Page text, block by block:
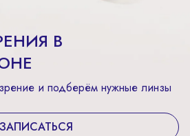
В
и подберём нужные линзы
ЗАПИСАТЬСЯ